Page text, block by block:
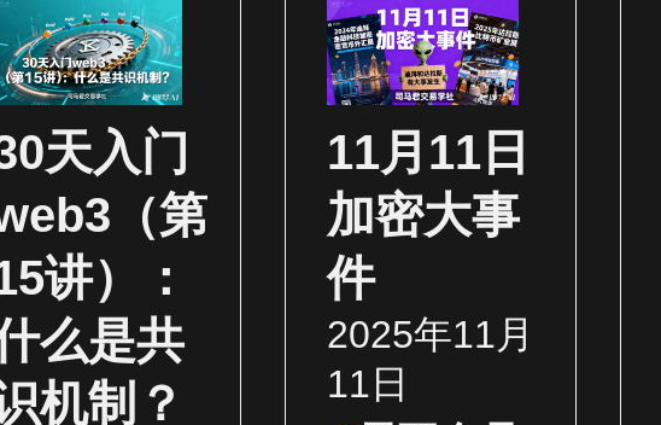
天入门
（第
讲）：
么是共
机制？
11月11日
加密大事
件
2025年11月
11日